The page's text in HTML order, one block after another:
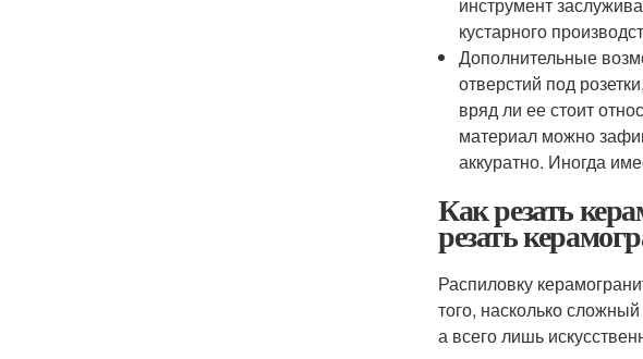
кустарного
Дополнительные
отверстий под
вряд ли ее стоит
материал можно
аккуратно. Иногда
Как резать
резать
Распиловку
того, насколько
а всего лишь